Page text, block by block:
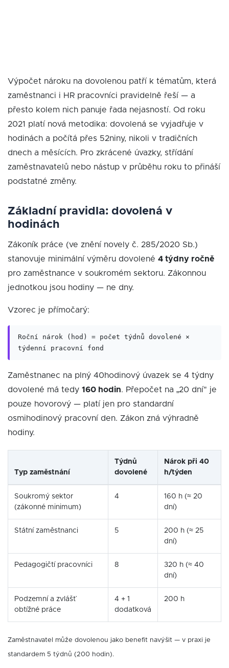
Výpočet nároku na dovolenou patří k tématům, která
zaměstnanci i HR pracovníci pravidelně řeší — a
přesto kolem nich panuje řada nejasností. Od roku
2021 platí nová metodika: dovolená se vyjadřuje v
hodinách a počítá přes 52niny, nikoli v tradičních
dnech a měsících. Pro zkrácené úvazky, střídání
zaměstnavatelů nebo nástup v průběhu roku to přináší
podstatné změny.
Základní pravidla: dovolená v
hodinách
Zákoník práce (ve znění novely č. 285/2020 Sb.)
stanovuje minimální výměru dovolené 4 týdny ročně
pro zaměstnance v soukromém sektoru. Zákonnou
jednotkou jsou hodiny — ne dny.
Vzorec je přímočarý:
Roční nárok (hod) = počet týdnů dovolené ×
týdenní pracovní fond
Zaměstnanec na plný 40hodinový úvazek se 4 týdny
dovolené má tedy 160 hodin. Přepočet na „20 dní" je
pouze hovorový — platí jen pro standardní
osmihodinový pracovní den. Zákon zná výhradně
hodiny.
Typ zaměstnání
Týdnů
dovolené
Nárok při 40
h/týden
Soukromý sektor
(zákonné minimum)
4
160 h (≈ 20
dní)
Státní zaměstnanci 5
200 h (≈ 25
dní)
Pedagogičtí pracovníci 8
320 h (≈ 40
dní)
Podzemní a zvlášť
obtížné práce
4 + 1
dodatková
200 h
Zaměstnavatel může dovolenou jako benefit navýšit — v praxi je
standardem 5 týdnů (200 hodin).